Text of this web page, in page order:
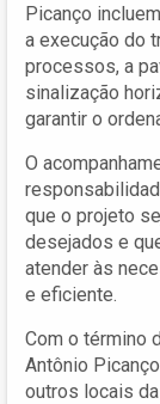
Picanço
a execução do
processos, a
sinalização
garantir o
O
que o projeto
desejados e
atender às
e eficiente.
Com o término
Antônio
outros locais